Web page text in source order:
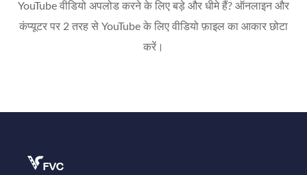
YouTube वीडियो अपलोड करने के लिए बड़े और धीमे हैं? ऑनलाइन और
कंप्यूटर पर 2 तरह से YouTube के लिए वीडियो फ़ाइल का आकार छोटा
करें।